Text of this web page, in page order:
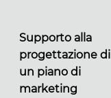
Supporto alla
progettazione di
un piano di
marketing